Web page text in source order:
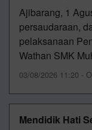
Ajibarang, 1
persaudaraan,
pelaksanaan
Wathan SMK
03/08/2026 11:20 -
Mendidik Hati